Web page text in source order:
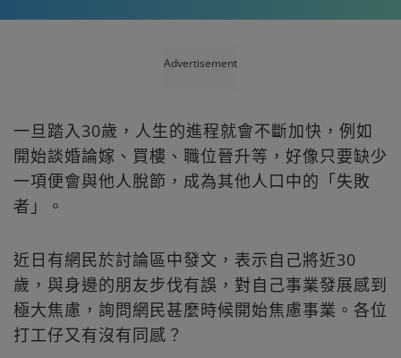
Advertisement
一旦踏入30歲，人生的進程就會不斷加快，例如
開始談婚論嫁、買樓、職位晉升等，好像只要缺少
一項便會與他人脫節，成為其他人口中的「失敗
者」。
近日有網民於討論區中發文，表示自己將近30
歲，與身邊的朋友步伐有誤，對自己事業發展感到
極大焦慮，詢問網民甚麼時候開始焦慮事業。各位
打工仔又有沒有同感？